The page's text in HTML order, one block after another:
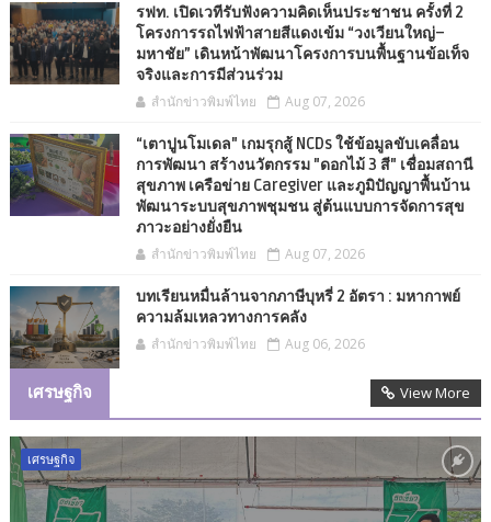
รฟท. เปิดเวทีรับฟังความคิดเห็นประชาชน ครั้งที่ 2
โครงการรถไฟฟ้าสายสีแดงเข้ม “วงเวียนใหญ่–
มหาชัย” เดินหน้าพัฒนาโครงการบนพื้นฐานข้อเท็จ
จริงและการมีส่วนร่วม
สำนักข่าวพิมพ์ไทย
Aug 07, 2026
“เตาปูนโมเดล" เกมรุกสู้ NCDs ใช้ข้อมูลขับเคลื่อน
การพัฒนา สร้างนวัตกรรม "ดอกไม้ 3 สี" เชื่อมสถานี
สุขภาพ เครือข่าย Caregiver และภูมิปัญญาพื้นบ้าน
พัฒนาระบบสุขภาพชุมชน สู่ต้นแบบการจัดการสุข
ภาวะอย่างยั่งยืน
สำนักข่าวพิมพ์ไทย
Aug 07, 2026
บทเรียนหมื่นล้านจากภาษีบุหรี่ 2 อัตรา : มหากาพย์
ความล้มเหลวทางการคลัง
สำนักข่าวพิมพ์ไทย
Aug 06, 2026
เศรษฐกิจ View More
เศรษฐกิจ